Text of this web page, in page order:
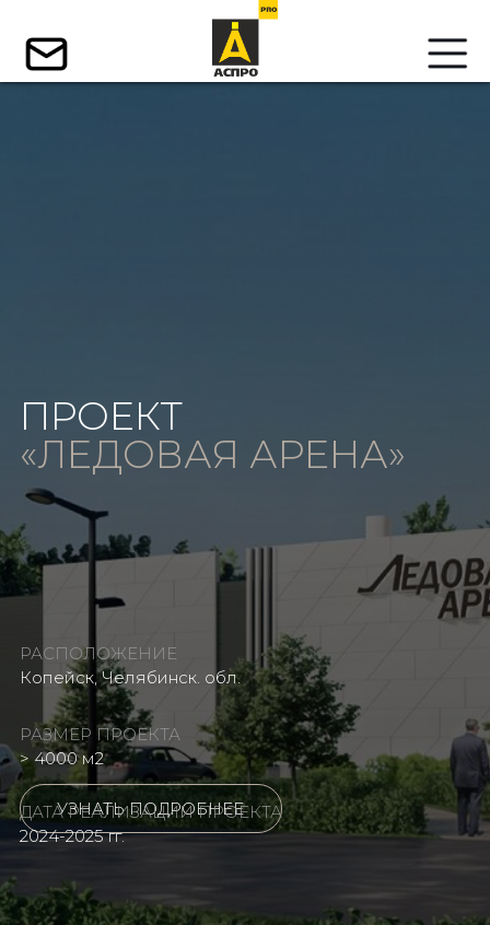
ПРОЕКТ
«ЛЕДОВАЯ АРЕНА»
УЗНАТЬ ПОДРОБНЕЕ
РАСПОЛОЖЕНИЕ
Копейск, Челябинск. обл.
РАЗМЕР ПРОЕКТА
> 4000 м2
ДАТА РЕАЛИЗАЦИИ ПРОЕКТА
2024-2025 гг.